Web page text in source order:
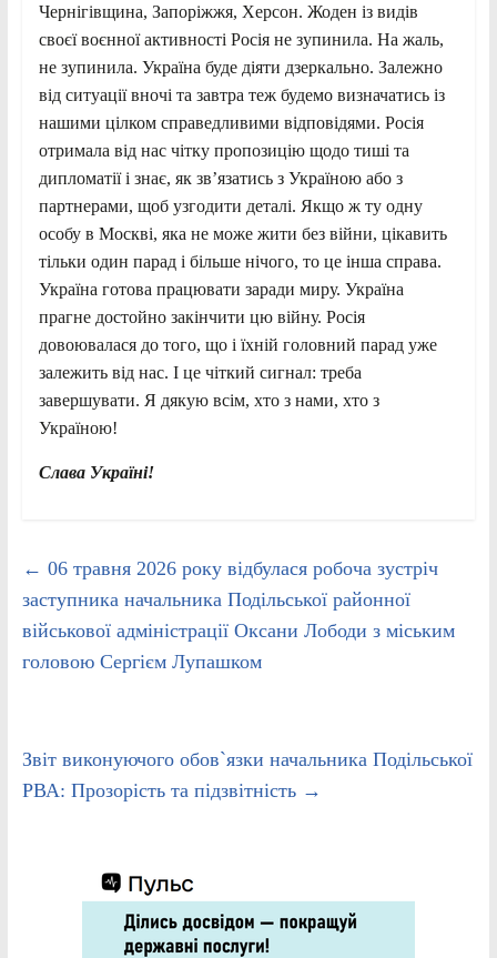
Чернігівщина, Запоріжжя, Херсон. Жоден із видів
своєї воєнної активності Росія не зупинила. На жаль,
не зупинила. Україна буде діяти дзеркально. Залежно
від ситуації вночі та завтра теж будемо визначатись із
нашими цілком справедливими відповідями. Росія
отримала від нас чітку пропозицію щодо тиші та
дипломатії і знає, як зв’язатись з Україною або з
партнерами, щоб узгодити деталі. Якщо ж ту одну
особу в Москві, яка не може жити без війни, цікавить
тільки один парад і більше нічого, то це інша справа.
Україна готова працювати заради миру. Україна
прагне достойно закінчити цю війну. Росія
довоювалася до того, що і їхній головний парад уже
залежить від нас. І це чіткий сигнал: треба
завершувати. Я дякую всім, хто з нами, хто з
Україною!
Слава Україні!
← 06 травня 2026 року відбулася робоча зустріч
заступника начальника Подільської районної
військової адміністрації Оксани Лободи з міським
головою Сергієм Лупашком
Звіт виконуючого обов`язки начальника Подільської
РВА: Прозорість та підзвітність →